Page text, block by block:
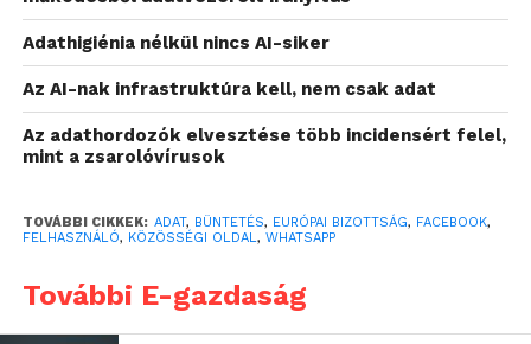
Adathigiénia nélkül nincs AI-siker
Az AI-nak infrastruktúra kell, nem csak adat
Az adathordozók elvesztése több incidensért felel,
mint a zsarolóvírusok
TOVÁBBI CIKKEK: ADAT, BÜNTETÉS, EURÓPAI BIZOTTSÁG, FACEBOOK,
FELHASZNÁLÓ, KÖZÖSSÉGI OLDAL, WHATSAPP
További E-gazdaság